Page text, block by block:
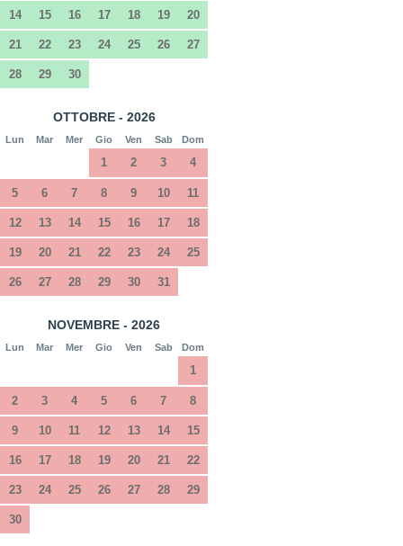
14 15 16 17 18 19 20
21 22 23 24 25 26 27
28 29 30
OTTOBRE - 2026
Lun Mar Mer Gio Ven Sab Dom
1 2 3 4
5 6 7 8 9 10 11
12 13 14 15 16 17 18
19 20 21 22 23 24 25
26 27 28 29 30 31
NOVEMBRE - 2026
Lun Mar Mer Gio Ven Sab Dom
1
2 3 4 5 6 7 8
9 10 11 12 13 14 15
16 17 18 19 20 21 22
23 24 25 26 27 28 29
30